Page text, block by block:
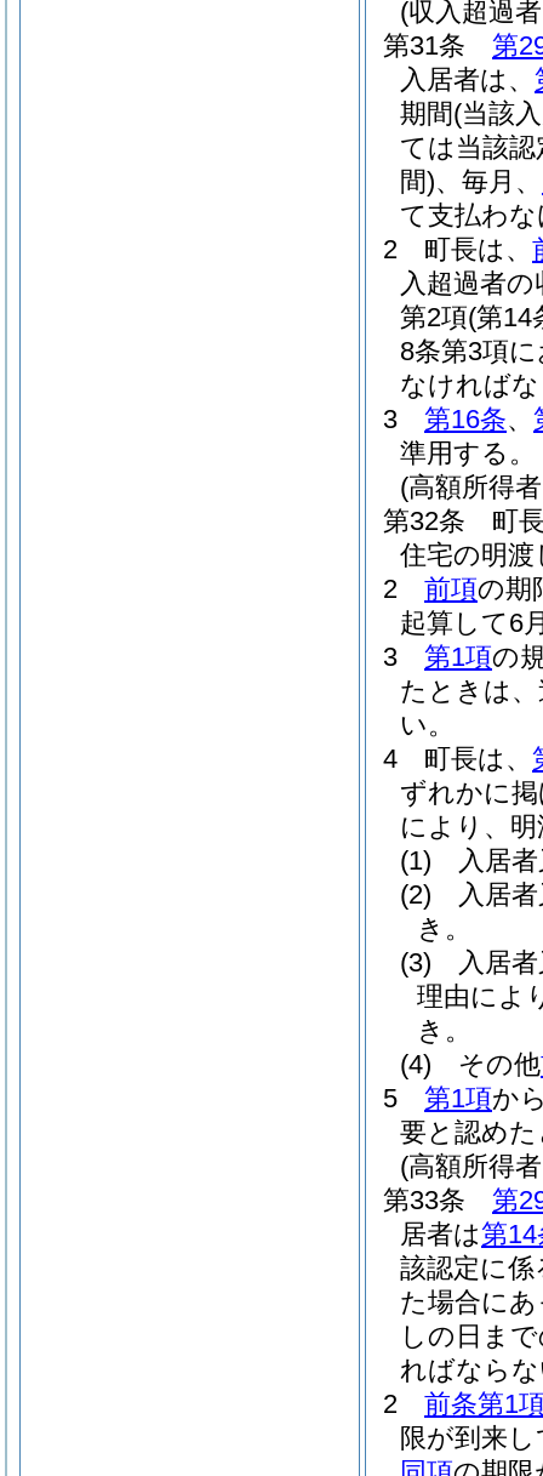
(収入超過
第31条
第
入居者は、
期間(当該
ては当該
間)、毎月、
て支払わ
2
町長は、
入超過者
第2項(第14
8条第3項
なければ
3
第16条、
準用する。
(高額所得
第32条
町
住宅の明
2
前項の期
起算して6
3
第1項の
たときは
い。
4
町長は、
ずれかに
により、
(1)
入居
(2)
入居
き。
(3)
入居
理由によ
き。
(4)
その他
5
第1項か
要と認め
(高額所得
第33条
第
居者は第
該認定に係
た場合に
しの日ま
ればなら
2
前条第1
限が到来